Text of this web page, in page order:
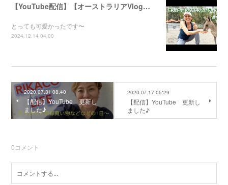
【YouTube配信】【オーストラリアVlog】自然公園で動物たちと触れ合ってきました〜
とっても可愛かったです〜
2024.12.14 04:00
2020.07.31 08:40
【配信】YouTube 更新し
ました♪
2020.07.17 05:29
【配信】YouTube 更新し
ました♪
0コメント